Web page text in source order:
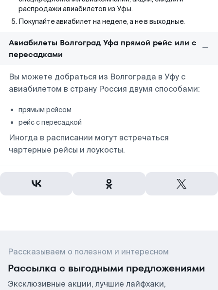
распродажи авиабилетов из Уфы.
Покупайте авиабилет на неделе, а не в выходные.
Авиабилеты Волгоград Уфа прямой рейс или с
пересадками
Вы можете добраться из Волгограда в Уфу с
авиабилетом в страну Россия двумя способами:
прямым рейсом
рейс с пересадкой
Иногда в расписании могут встречаться
чартерные рейсы и лоукосты.
Рассказываем о полезном и интересном
Рассылка с выгодными предложениями
Эксклюзивные акции, лучшие лайфхаки,